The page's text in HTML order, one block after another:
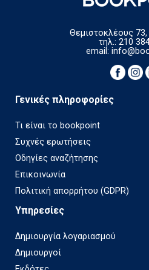
Θεμιστοκλέους
τηλ.: 210
email:
Γενικές πληροφορίες
Τι είναι το bookpoint
Συχνές ερωτήσεις
Οδηγίες αναζήτησης
Επικοινωνία
Πολιτική απορρήτου (GDPR)
Υπηρεσίες
Δημιουργία λογαριασμού
Δημιουργοί